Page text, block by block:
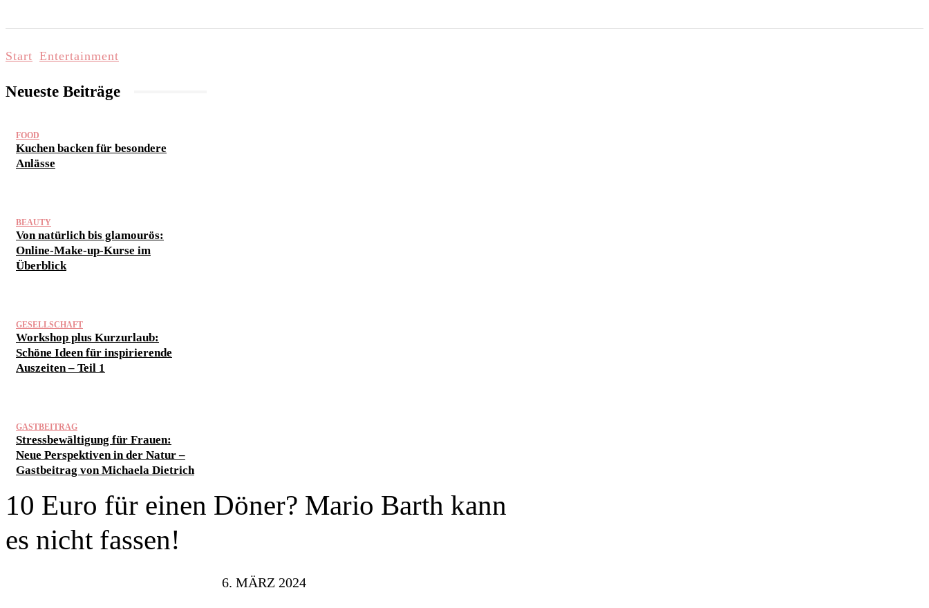
Start Entertainment
Neueste Beiträge
FOOD
Kuchen backen für besondere
Anlässe
BEAUTY
Von natürlich bis glamourös:
Online-Make-up-Kurse im
Überblick
GESELLSCHAFT
Workshop plus Kurzurlaub:
Schöne Ideen für inspirierende
Auszeiten – Teil 1
GASTBEITRAG
Stressbewältigung für Frauen:
Neue Perspektiven in der Natur –
Gastbeitrag von Michaela Dietrich
10 Euro für einen Döner? Mario Barth kann
es nicht fassen!
6. MÄRZ 2024